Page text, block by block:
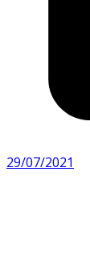
29/07/2021